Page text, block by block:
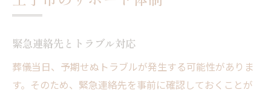
緊急連絡先とトラブル対応
葬儀当日、予期せぬトラブルが発生する可能性がありま
す。そのため、緊急連絡先を事前に確認しておくことが